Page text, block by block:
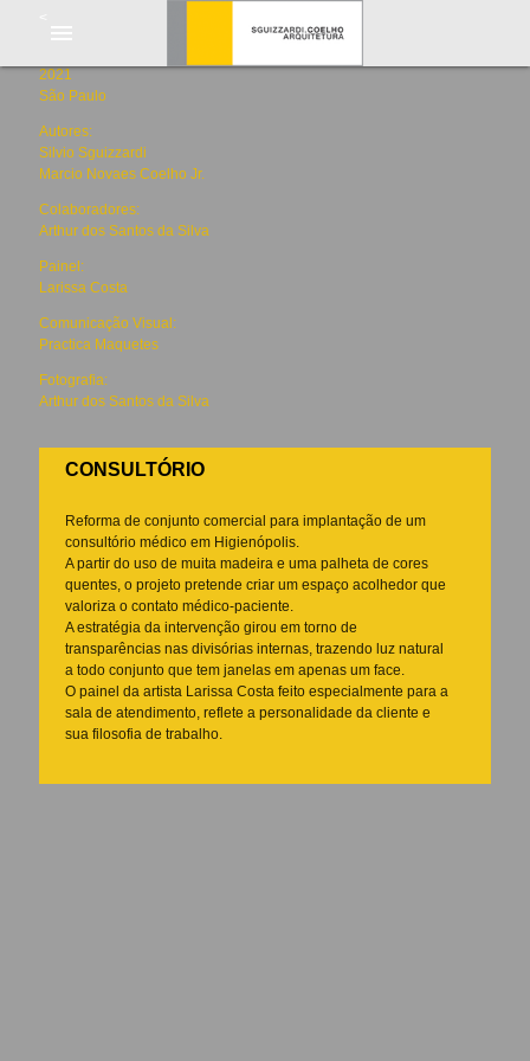
2021
São Paulo
Autores:
Silvio Sguizzardi
Marcio Novaes Coelho Jr.
Colaboradores:
Arthur dos Santos da Silva
Painel:
Larissa Costa
Comunicação Visual:
Practica Maquetes
Fotografia:
Arthur dos Santos da Silva
CONSULTÓRIO
Reforma de conjunto comercial para implantação de um
consultório médico em Higienópolis.
A partir do uso de muita madeira e uma palheta de cores
quentes, o projeto pretende criar um espaço acolhedor que
valoriza o contato médico-paciente.
A estratégia da intervenção girou em torno de
transparências nas divisórias internas, trazendo luz natural
a todo conjunto que tem janelas em apenas um face.
O painel da artista Larissa Costa feito especialmente para a
sala de atendimento, reflete a personalidade da cliente e
sua filosofia de trabalho.